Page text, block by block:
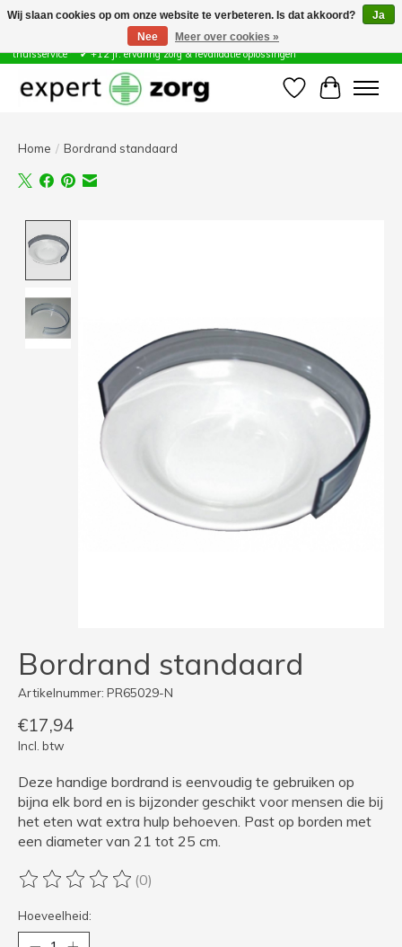
Zorg & Revalidatie Hulpmiddelen ✔ Eigen technische dienst &
thuisservice* ✔ +12 jr. ervaring zorg & revalidatie oplossingen
Verlanglijst
Home / Bordrand standaard
Bordrand standaard
Artikelnummer: PR65029-N
€17,94
Incl. btw
Deze handige bordrand is eenvoudig te gebruiken op
bijna elk bord en is bijzonder geschikt voor mensen die bij
het eten wat extra hulp behoeven. Past op borden met
een diameter van 21 tot 25 cm.
De beoordeling van dit product is
(0)
Hoeveelheid:
Wij slaan cookies op om onze website te verbeteren. Is dat akkoord?
Ja
Nee
Meer over cookies »